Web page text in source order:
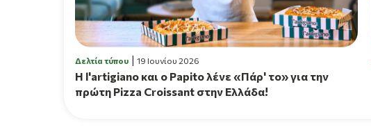
Δελτία τύπου 19 Ιουνίου 2026
H l'artigiano και ο Papito λένε «Πάρ' το» για την
πρώτη Pizza Croissant στην Ελλάδα!